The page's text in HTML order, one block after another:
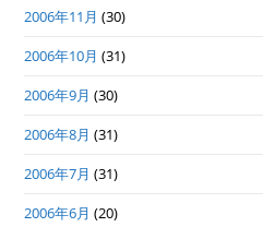
2006年11月 (30)
2006年10月 (31)
2006年9月 (30)
2006年8月 (31)
2006年7月 (31)
2006年6月 (20)